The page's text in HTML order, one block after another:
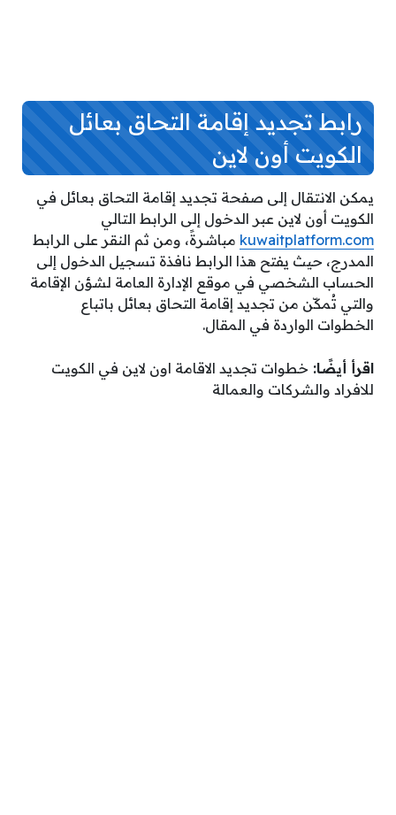
رابط تجديد إقامة التحاق بعائل
الكويت أون لاين
يمكن الانتقال إلى صفحة تجديد إقامة التحاق بعائل في
الكويت أون لاين عبر الدخول إلى الرابط التالي
kuwaitplatform.com مباشرةً، ومن ثم النقر على الرابط
المدرج، حيث يفتح هذا الرابط نافذة تسجيل الدخول إلى
الحساب الشخصي في موقع الإدارة العامة لشؤن الإقامة
والتي تُمكّن من تجديد إقامة التحاق بعائل باتباع
الخطوات الواردة في المقال.
اقرأ أيضًا: خطوات تجديد الاقامة اون لاين في الكويت
للافراد والشركات والعمالة